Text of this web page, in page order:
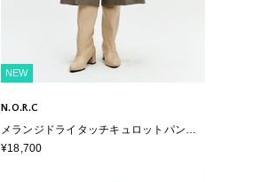
NEW
N.O.R.C
メランジドライタッチキュロットパンツ
【ウォッシャブル】
¥18,700